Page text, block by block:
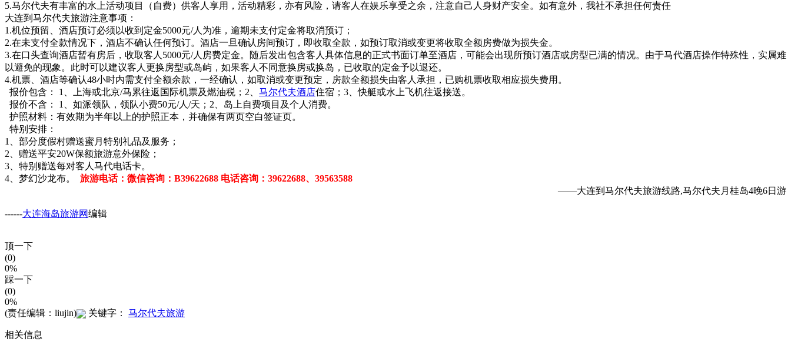
5.马尔代夫有丰富的水上活动项目（自费）供客人享用，活动精彩，亦有风险，请客人在娱乐享受之余，注意自己人身财产安全。如有意外，我社不承担任何责任
大连到马尔代夫旅游注意事项：
1.机位预留、酒店预订必须以收到定金5000元/人为准，逾期未支付定金将取消预订；
2.在未支付全款情况下，酒店不确认任何预订。酒店一旦确认房间预订，即收取全款，如预订取消或变更将收取全额房费做为损失金。
3.在口头查询酒店暂有房后，收取客人5000元/人房费定金。随后发出包含客人具体信息的正式书面订单至酒店，可能会出现所预订酒店或房型已满的情况。由于马代酒店操作特殊性，实属难
以避免的现象。此时可以建议客人更换房型或岛屿，如果客人不同意换房或换岛，已收取的定金予以退还。
4.机票、酒店等确认48小时内需支付全额余款，一经确认，如取消或变更预定，房款全额损失由客人承担，已购机票收取相应损失费用。
报价包含： 1、上海或北京/马累往返国际机票及燃油税；2、 马尔代夫酒店住宿；3、快艇或水上飞机往返接送。
报价不含： 1、如派领队，领队小费50元/人/天；2、岛上自费项目及个人消费。
护照材料：有效期为半年以上的护照正本，并确保有两页空白签证页。
特别安排：
1、部分度假村赠送蜜月特别礼品及服务；
2、赠送平安20W保额旅游意外保险；
3、特别赠送每对客人马代电话卡。
4、梦幻沙龙布。
旅游电话：微信咨询：B39622688 电话咨询：39622688、39563588
——大连到马尔代夫旅游线路,马尔代夫月桂岛4晚6日游
------大连海岛旅游网编辑
顶一下
(0)
0%
踩一下
(0)
0%
(责任编辑：liujin)
关键字： 马尔代夫旅游
相关信息